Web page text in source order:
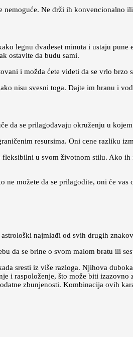
Ne drži ih konvencionalno
legnu dvadeset minuta i ustaju
ostavite da budu sami.
i možda ćete videti da se vrlo brzo
nisu svesni toga. Dajte im hranu i
da se prilagođavaju okruženju u
resursima. Oni cene razliku
u svom životnom stilu. Ako
ne možete da se prilagodite, oni će vas
najmlađi od svih drugih
da se brine o svom malom bratu ili
sresti iz više razloga. Njihova
i raspoloženje, što može biti
zbunjenosti. Kombinacija ovih